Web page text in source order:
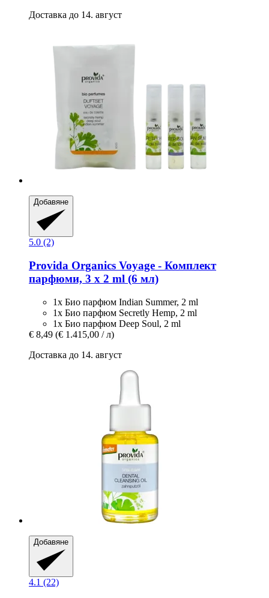
Доставка до 14. август
Добавяне
5.0 (2)
Provida Organics Voyage -​ Комплект
парфюми, 3 x 2 ml (6 мл)
1x Био парфюм Indian Summer, 2 ml
1x Био парфюм Secretly Hemp, 2 ml
1x Био парфюм Deep Soul, 2 ml
€ 8,49 (€ 1.415,00 / л)
Доставка до 14. август
Добавяне
4.1 (22)